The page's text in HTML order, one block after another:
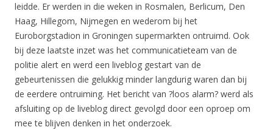
leidde. Er werden in die weken in Rosmalen, Berlicum, Den
Haag, Hillegom, Nijmegen en wederom bij het
Euroborgstadion in Groningen supermarkten ontruimd. Ook
bij deze laatste inzet was het communicatieteam van de
politie alert en werd een liveblog gestart van de
gebeurtenissen die gelukkig minder langdurig waren dan bij
de eerdere ontruiming. Het bericht van ?loos alarm? werd als
afsluiting op de liveblog direct gevolgd door een oproep om
mee te blijven denken in het onderzoek.